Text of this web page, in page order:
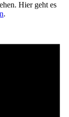
Hier geht es
.